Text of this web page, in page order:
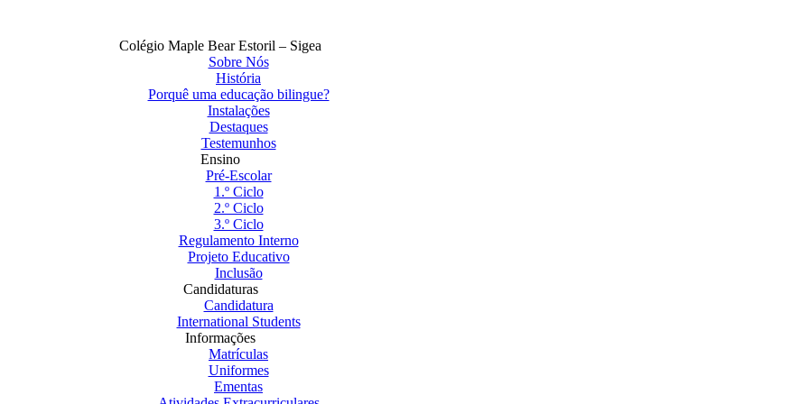
Colégio Maple Bear Estoril – Sigea
Sobre Nós
História
Porquê uma educação bilingue?
Instalações
Destaques
Testemunhos
Ensino
Pré-Escolar
1.º Ciclo
2.º Ciclo
3.º Ciclo
Regulamento Interno
Projeto Educativo
Inclusão
Candidaturas
Candidatura
International Students
Informações
Matrículas
Uniformes
Ementas